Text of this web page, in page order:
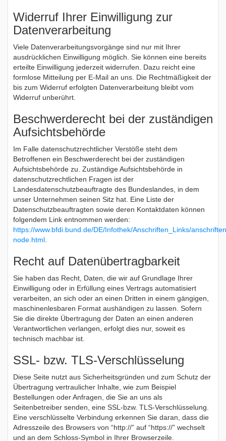
Widerruf Ihrer Einwilligung zur
Datenverarbeitung
Viele Datenverarbeitungsvorgänge sind nur mit Ihrer
ausdrücklichen Einwilligung möglich. Sie können eine bereits
erteilte Einwilligung jederzeit widerrufen. Dazu reicht eine
formlose Mitteilung per E-Mail an uns. Die Rechtmäßigkeit der
bis zum Widerruf erfolgten Datenverarbeitung bleibt vom
Widerruf unberührt.
Beschwerderecht bei der zuständigen
Aufsichtsbehörde
Im Falle datenschutzrechtlicher Verstöße steht dem
Betroffenen ein Beschwerderecht bei der zuständigen
Aufsichtsbehörde zu. Zuständige Aufsichtsbehörde in
datenschutzrechtlichen Fragen ist der
Landesdatenschutzbeauftragte des Bundeslandes, in dem
unser Unternehmen seinen Sitz hat. Eine Liste der
Datenschutzbeauftragten sowie deren Kontaktdaten können
folgendem Link entnommen werden:
https://www.bfdi.bund.de/DE/Infothek/Anschriften_Links/
node.html
Recht auf Datenübertragbarkeit
Sie haben das Recht, Daten, die wir auf Grundlage Ihrer
Einwilligung oder in Erfüllung eines Vertrags automatisiert
verarbeiten, an sich oder an einen Dritten in einem gängigen,
maschinenlesbaren Format aushändigen zu lassen. Sofern
Sie die direkte Übertragung der Daten an einen anderen
Verantwortlichen verlangen, erfolgt dies nur, soweit es
technisch machbar ist.
SSL- bzw. TLS-Verschlüsselung
Diese Seite nutzt aus Sicherheitsgründen und zum Schutz der
Übertragung vertraulicher Inhalte, wie zum Beispiel
Bestellungen oder Anfragen, die Sie an uns als
Seitenbetreiber senden, eine SSL-bzw. TLS-Verschlüsselung.
Eine verschlüsselte Verbindung erkennen Sie daran, dass die
Adresszeile des Browsers von “http://” auf “https://” wechselt
und an dem Schloss-Symbol in Ihrer Browserzeile.